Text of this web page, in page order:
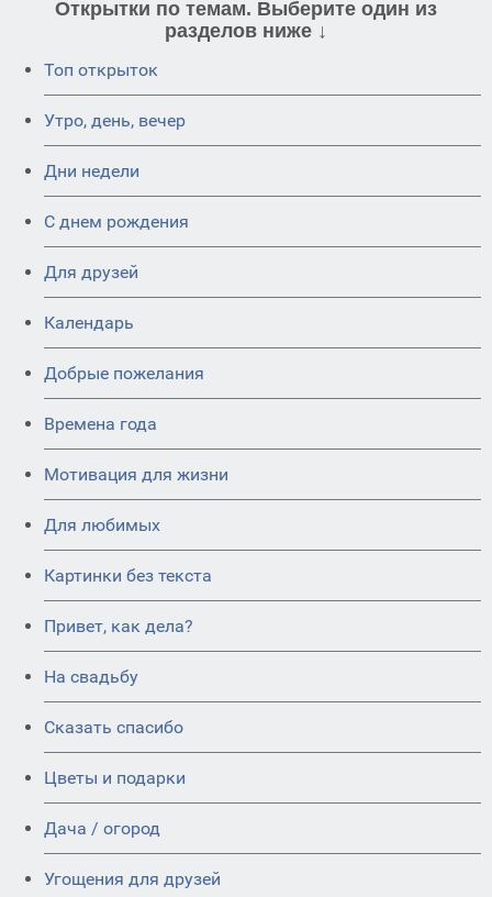
Открытки по темам. Выберите один из
разделов ниже ↓
Топ открыток
Утро, день, вечер
Дни недели
C днем рождения
Для друзей
Календарь
Добрые пожелания
Времена года
Мотивация для жизни
Для любимых
Картинки без текста
Привет, как дела?
На свадьбу
Сказать спасибо
Цветы и подарки
Дача / огород
Угощения для друзей